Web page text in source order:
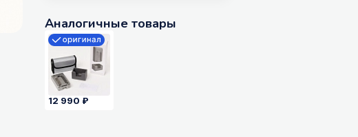
Аналогичные товары
12 990 ₽